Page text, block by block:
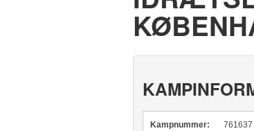
Kampnummer: 761637